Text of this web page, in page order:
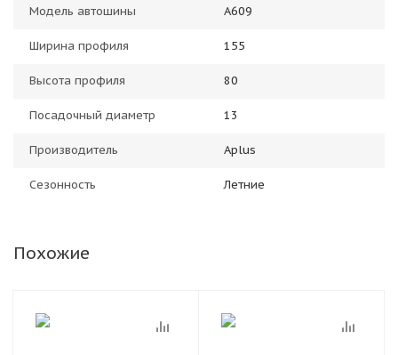
Модель автошины A609
Ширина профиля 155
Высота профиля 80
Посадочный диаметр 13
Производитель Aplus
Сезонность Летние
Похожие